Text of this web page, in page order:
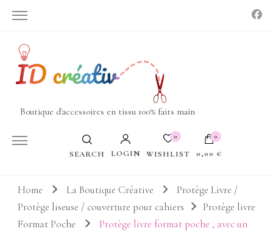
Boutique d'accessoires en tissu 100% faits main
SEARCH LOGIN
0
WISHLIST
0
0,00 €
Votre panier est vide.
Home La Boutique Créative
Protège Livre /
Protège liseuse / couverture pour cahiers
Protège livre
Format Poche
Protège livre format poche , avec un